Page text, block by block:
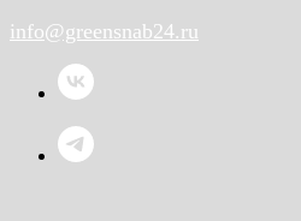
info@greensnab24.ru